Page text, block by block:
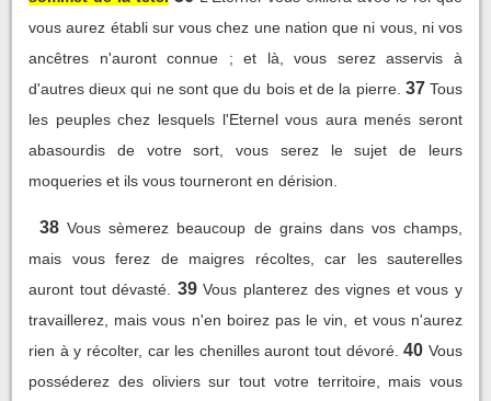
vous aurez établi sur vous chez une nation que ni vous, ni vos
ancêtres n'auront connue ; et là, vous serez asservis à
d'autres dieux qui ne sont que du bois et de la pierre. 37 Tous
les peuples chez lesquels l'Eternel vous aura menés seront
abasourdis de votre sort, vous serez le sujet de leurs
moqueries et ils vous tourneront en dérision.
38 Vous sèmerez beaucoup de grains dans vos champs,
mais vous ferez de maigres récoltes, car les sauterelles
auront tout dévasté.
39 Vous planterez des vignes et vous y
travaillerez, mais vous n'en boirez pas le vin, et vous n'aurez
rien à y récolter, car les chenilles auront tout dévoré. 40 Vous
posséderez des oliviers sur tout votre territoire, mais vous